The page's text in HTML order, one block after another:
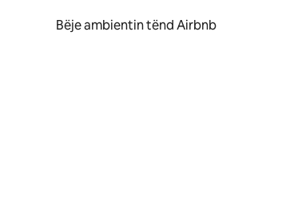
Bëje ambientin tënd Airbnb